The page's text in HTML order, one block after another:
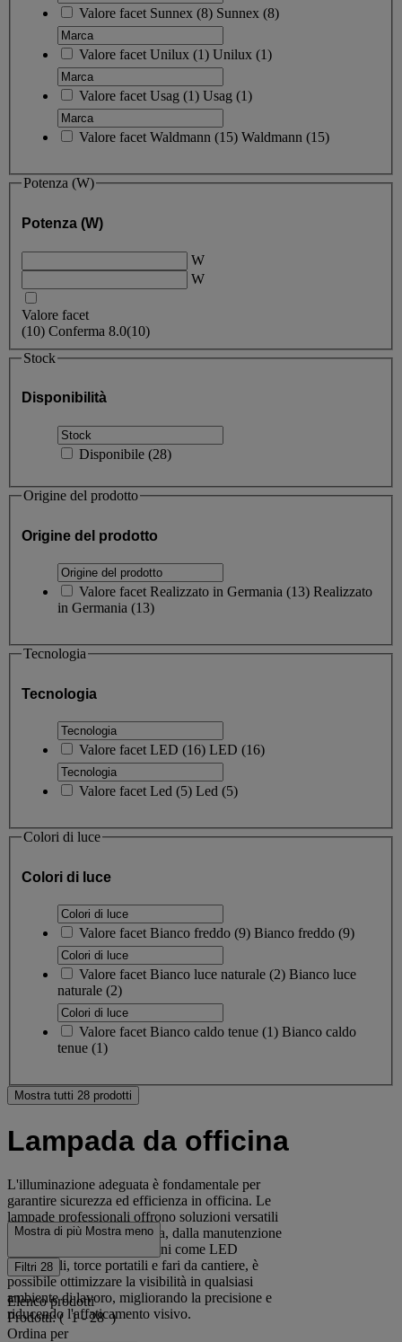
Valore facet Sunnex (8) Sunnex (8)
Valore facet Unilux (1) Unilux (1)
Valore facet Usag (1) Usag (1)
Valore facet Waldmann (15) Waldmann (15)
Potenza (W)
Potenza (W)
W
W
Valore facet
(10) Conferma 8.0(10)
Stock
Disponibilità
Disponibile (28)
Origine del prodotto
Origine del prodotto
Valore facet Realizzato in Germania (13) Realizzato
in Germania (13)
Tecnologia
Tecnologia
Valore facet LED (16) LED (16)
Valore facet Led (5) Led (5)
Colori di luce
Colori di luce
Valore facet Bianco freddo (9) Bianco freddo (9)
Valore facet Bianco luce naturale (2) Bianco luce
naturale (2)
Valore facet Bianco caldo tenue (1) Bianco caldo
tenue (1)
Mostra tutti 28 prodotti
Lampada da officina
L'illuminazione adeguata è fondamentale per
garantire sicurezza ed efficienza in officina. Le
lampade professionali offrono soluzioni versatili
per ogni esigenza lavorativa, dalla manutenzione
alla produzione. Con opzioni come LED
ricaricabili, torce portatili e fari da cantiere, è
possibile ottimizzare la visibilità in qualsiasi
ambiente di lavoro, migliorando la precisione e
riducendo l'affaticamento visivo.
Mostra di più Mostra meno
Filtri 28
Elenco prodotti
Prodotti:( 1 - 28 )
Ordina per